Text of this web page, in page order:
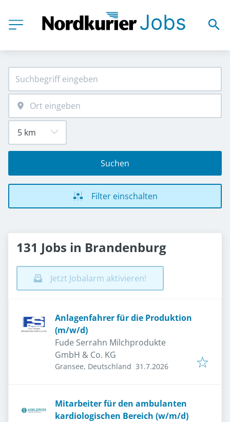
Suchen
Filter einschalten
131 Jobs in Brandenburg
Jetzt Jobalarm aktivieren!
Anlagenfahrer für die Produktion
(m/w/d)
Fude Serrahn Milchprodukte
GmbH & Co. KG
Gransee, Deutschland Veröffentlicht
31.7.2026
Mitarbeiter für den ambulanten
kardiologischen Bereich (w/m/d)